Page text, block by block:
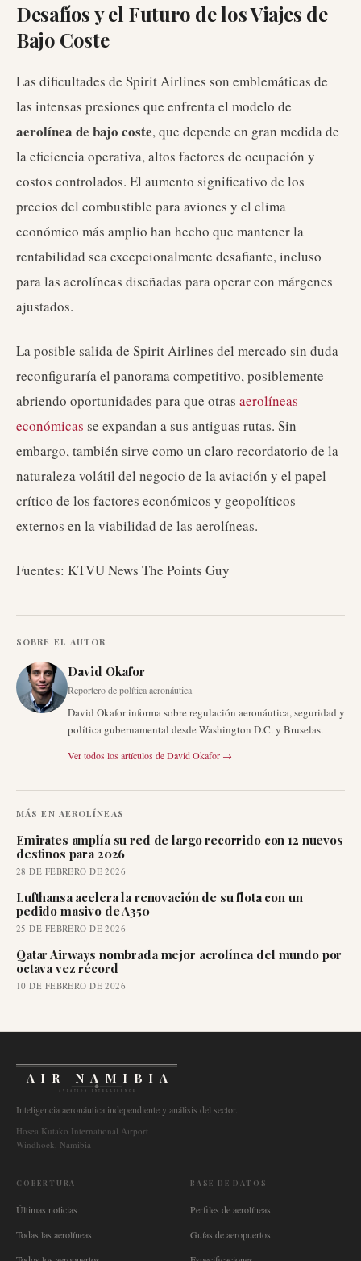
Desafíos y el Futuro de los Viajes de
Bajo Coste
Las dificultades de Spirit Airlines son emblemáticas de
las intensas presiones que enfrenta el modelo de
aerolínea de bajo coste, que depende en gran medida de
la eficiencia operativa, altos factores de ocupación y
costos controlados. El aumento significativo de los
precios del combustible para aviones y el clima
económico más amplio han hecho que mantener la
rentabilidad sea excepcionalmente desafiante, incluso
para las aerolíneas diseñadas para operar con márgenes
ajustados.
La posible salida de Spirit Airlines del mercado sin duda
reconfiguraría el panorama competitivo, posiblemente
abriendo oportunidades para que otras aerolíneas
económicas se expandan a sus antiguas rutas. Sin
embargo, también sirve como un claro recordatorio de la
naturaleza volátil del negocio de la aviación y el papel
crítico de los factores económicos y geopolíticos
externos en la viabilidad de las aerolíneas.
Fuentes: KTVU News The Points Guy
SOBRE EL AUTOR
David Okafor
Reportero de política aeronáutica
David Okafor informa sobre regulación aeronáutica, seguridad y
política gubernamental desde Washington D.C. y Bruselas.
Ver todos los artículos deDavid Okafor →
MÁS EN AEROLÍNEAS
Emirates amplía su red de largo recorrido con 12 nuevos
destinos para 2026
28 DE FEBRERO DE 2026
Lufthansa acelera la renovación de su flota con un
pedido masivo de A350
25 DE FEBRERO DE 2026
Qatar Airways nombrada mejor aerolínea del mundo por
octava vez récord
10 DE FEBRERO DE 2026
AIR NAMIBIA
AVIATION INTELLIGENCE
Inteligencia aeronáutica independiente y análisis del sector.
Hosea Kutako International Airport
Windhoek, Namibia
COBERTURA
Últimas noticias
Todas las aerolíneas
BASE DE DATOS
Perfiles de aerolíneas
Guías de aeropuertos